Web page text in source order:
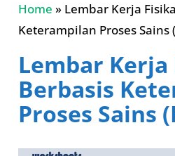
Home » Lembar Kerja
Keterampilan Proses Sains
Lembar Kerja
Berbasis
Proses Sains